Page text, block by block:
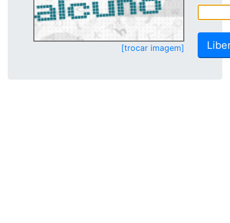
[trocar imagem]